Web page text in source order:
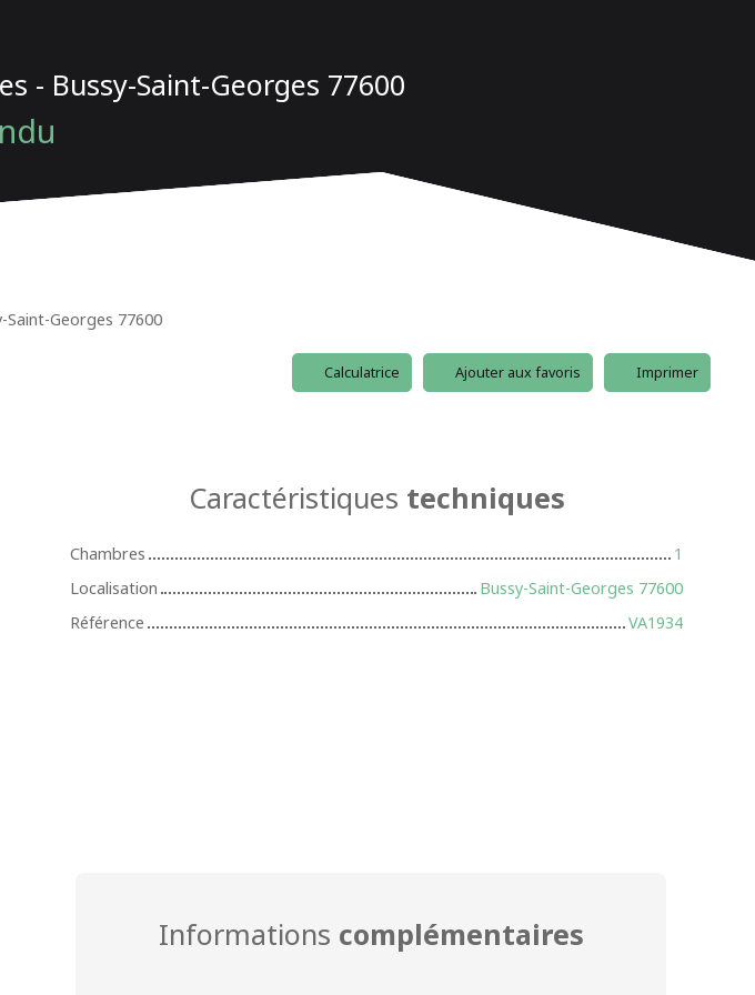
- Bussy-Saint-Georges 77600
Georges 77600
Calculatrice Ajouter aux favoris Imprimer
Caractéristiques techniques
Chambres
1
Localisation
Bussy-Saint-Georges 77600
Référence
VA1934
Informations complémentaires